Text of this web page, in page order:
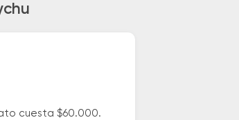
cuesta $60.000.